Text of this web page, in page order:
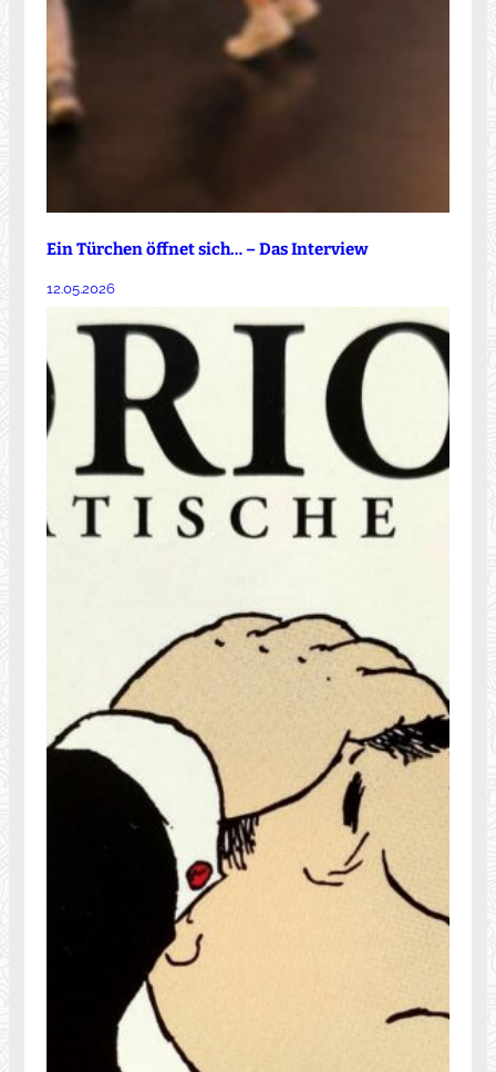
Ein Türchen öffnet sich… – Das Interview
12.05.2026